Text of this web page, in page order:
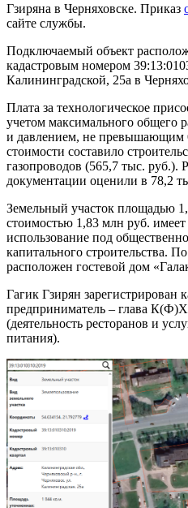
Гзиряна в Черняховске. Приказ
сайте службы.
Подключаемый объект
кадастровым номером
Калининградской, 25а в
Плата за технологическое
учетом максимального общего
и давлением, не
стоимости составило
газопроводов (565,7 тыс. руб.).
документации оценили в 78,2
Земельный участок площадью
стоимостью 1,83 млн руб.
использование под
капитального строительства.
расположен гостевой дом
Гагик Гзирян зарегистрирован
предприниматель – глава К(Ф)Х
(деятельность ресторанов и
питания).